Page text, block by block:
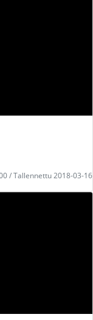
/ Tallennettu 2018-03-16